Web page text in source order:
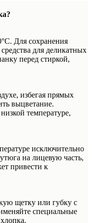
Для сохранения
для деликатных
перед стиркой,
избегая прямых
выцветание.
температуре,
исключительно
на лицевую часть,
привести к
щетку или губку с
специальные